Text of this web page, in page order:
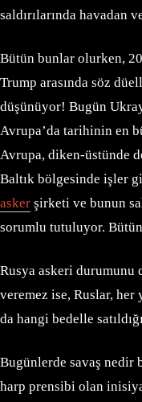
saldırılarında havadan
Bütün bunlar olurken,
Trump arasında söz
düşünüyor! Bugün
Avrupa’da tarihinin en
Avrupa, diken-üstünde
Baltık bölgesinde işler
asker şirketi ve bunun
sorumlu tutuluyor.
Rusya askeri durumunu
veremez ise, Ruslar, her
da hangi bedelle
Bugünlerde savaş nedir
harp prensibi olan